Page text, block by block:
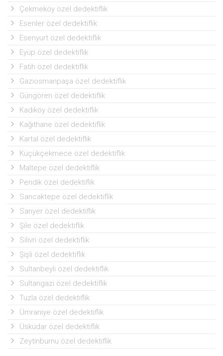
Çekmeköy özel dedektiflik
Esenler özel dedektiflik
Esenyurt özel dedektiflik
Eyüp özel dedektiflik
Fatih özel dedektiflik
Gaziosmanpaşa özel dedektiflik
Güngören özel dedektiflik
Kadıköy özel dedektiflik
Kağıthane özel dedektiflik
Kartal özel dedektiflik
Küçükçekmece özel dedektiflik
Maltepe özel dedektiflik
Pendik özel dedektiflik
Sancaktepe özel dedektiflik
Sarıyer özel dedektiflik
Şile özel dedektiflik
Silivri özel dedektiflik
Şişli özel dedektiflik
Sultanbeyli özel dedektiflik
Sultangazi özel dedektiflik
Tuzla özel dedektiflik
Ümraniye özel dedektiflik
Üsküdar özel dedektiflik
Zeytinburnu özel dedektiflik